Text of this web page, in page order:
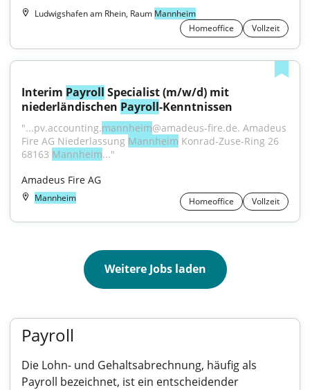
Ludwigshafen am Rhein, Raum Mannheim
Homeoffice
Vollzeit
Interim Payroll Specialist (m/w/d) mit
niederländischen Payroll-Kenntnissen
"...pv.accounting.mannheim@amadeus-fire.de. Amadeus
Fire AG Niederlassung Mannheim Konrad-Zuse-Ring 26
68163 Mannheim..."
Amadeus Fire AG
Mannheim Homeoffice Vollzeit
Weitere Jobs laden
Payroll
Die Lohn- und Gehaltsabrechnung, häufig als
Payroll bezeichnet, ist ein entscheidender